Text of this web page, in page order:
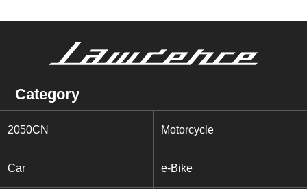
Category
2050CN Motorcycle
Car e-Bike